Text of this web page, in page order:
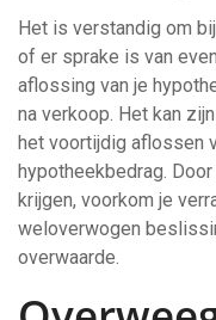
Het is verstandig om
of er sprake is van
aflossing van je
na verkoop. Het kan
het voortijdig aflossen
hypotheekbedrag.
krijgen, voorkom je
weloverwogen
overwaarde.